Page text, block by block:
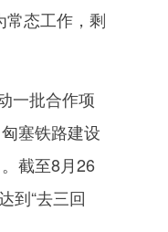
常态工作，剩
一批合作项
塞铁路建设
截至8月26
到“去三回